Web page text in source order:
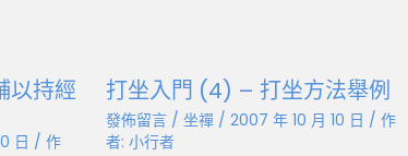
以持經
日 / 作
打坐入門 (4) – 打坐方法舉例
發佈留言 / 坐禪/ 2007 年 10 月 10 日 / 作
者: 小行者